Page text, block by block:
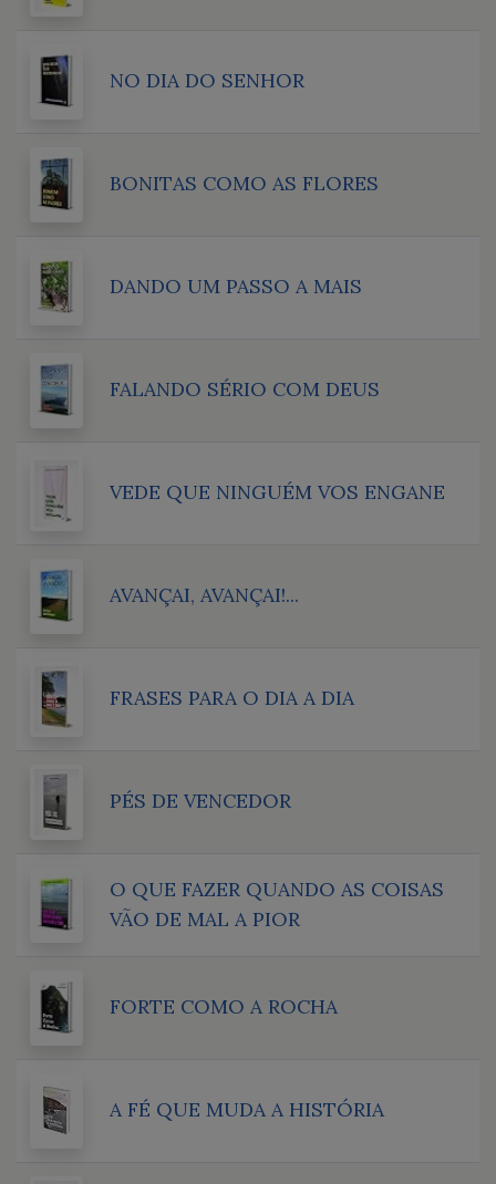
NO DIA DO SENHOR
BONITAS COMO AS FLORES
DANDO UM PASSO A MAIS
FALANDO SÉRIO COM DEUS
VEDE QUE NINGUÉM VOS ENGANE
AVANÇAI, AVANÇAI!...
FRASES PARA O DIA A DIA
PÉS DE VENCEDOR
O QUE FAZER QUANDO AS COISAS
VÃO DE MAL A PIOR
FORTE COMO A ROCHA
A FÉ QUE MUDA A HISTÓRIA